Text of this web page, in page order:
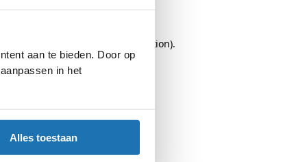
aan te bieden. Door op
in het
Alles toestaan
for more information).